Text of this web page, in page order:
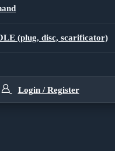
(plug, disc, scarificator)
Login / Register